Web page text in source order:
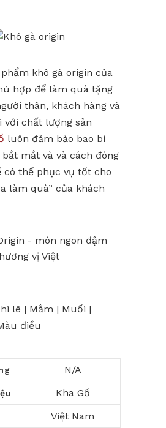
khô gà origin của
hợp để làm quà tặng
thân, khách hàng và
với chất lượng sản
luôn đảm bảo bao bì
mắt và và cách đóng
có thể phục vụ tốt cho
làm quà” của khách
lê | Mắm | Muối |
điều
N/A
Kha Gồ
Việt Nam